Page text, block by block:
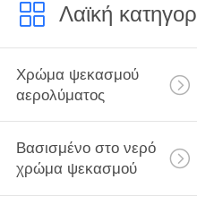
Λαϊκή
Χρώμα ψεκασμού
αερολύματος
Βασισμένο στο νερό
χρώμα ψεκασμού